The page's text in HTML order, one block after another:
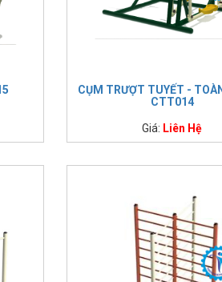
CỤM TRƯỢT TUYẾT -
CTT014
Giá: Liên Hệ